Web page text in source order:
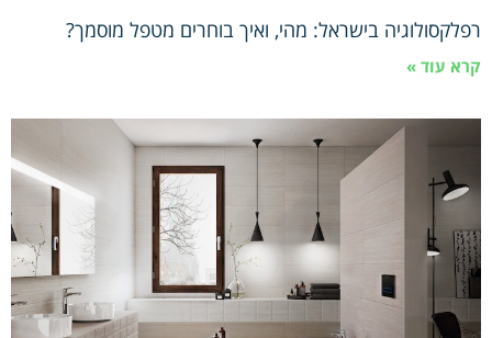
רפלקסולוגיה בישראל: מהי, ואיך בוחרים מטפל מוסמך?
קרא עוד »